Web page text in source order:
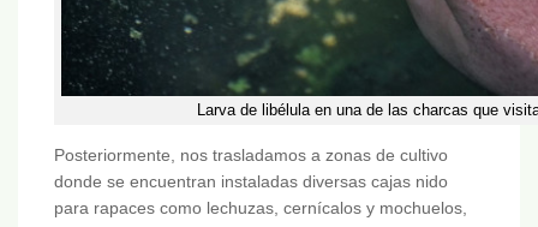
Larva de libélula en una de las charcas que
Posteriormente, nos trasladamos a zonas de cultivo
donde se encuentran instaladas diversas cajas nido
para rapaces como lechuzas, cernícalos y mochuelos,